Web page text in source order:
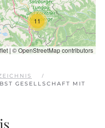
11
| ©OpenStreetMapcontributors
GESELLSCHAFT MIT